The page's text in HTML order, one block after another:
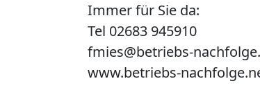
Immer für Sie da:
Tel 02683 945910
fmies@betriebs-
www.betriebs-